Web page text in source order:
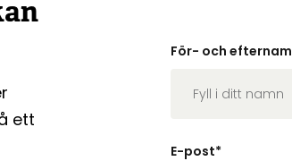
ett
För- och
E-post*